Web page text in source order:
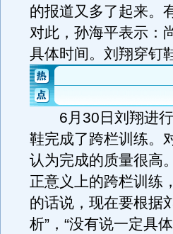
的报道又多了起来。
对此，孙海平表示：
具体时间。刘翔穿钉
6月30日刘翔进行
鞋完成了跨栏训练。
认为完成的质量很高
正意义上的跨栏训练
的话说，现在要根据
析”，“没有说一定具